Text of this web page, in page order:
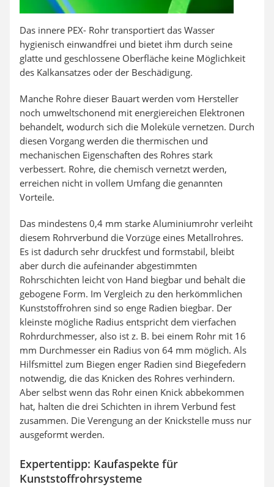
Das innere PEX- Rohr transportiert das Wasser
hygienisch einwandfrei und bietet ihm durch seine
glatte und geschlossene Oberfläche keine Möglichkeit
des Kalkansatzes oder der Beschädigung.
Manche Rohre dieser Bauart werden vom Hersteller
noch umweltschonend mit energiereichen Elektronen
behandelt, wodurch sich die Moleküle vernetzen. Durch
diesen Vorgang werden die thermischen und
mechanischen Eigenschaften des Rohres stark
verbessert. Rohre, die chemisch vernetzt werden,
erreichen nicht in vollem Umfang die genannten
Vorteile.
Das mindestens 0,4 mm starke Aluminiumrohr verleiht
diesem Rohrverbund die Vorzüge eines Metallrohres.
Es ist dadurch sehr druckfest und formstabil, bleibt
aber durch die aufeinander abgestimmten
Rohrschichten leicht von Hand biegbar und behält die
gebogene Form. Im Vergleich zu den herkömmlichen
Kunststoffrohren sind so enge Radien biegbar. Der
kleinste mögliche Radius entspricht dem vierfachen
Rohrdurchmesser, also ist z. B. bei einem Rohr mit 16
mm Durchmesser ein Radius von 64 mm möglich. Als
Hilfsmittel zum Biegen enger Radien sind Biegefedern
notwendig, die das Knicken des Rohres verhindern.
Aber selbst wenn das Rohr einen Knick abbekommen
hat, halten die drei Schichten in ihrem Verbund fest
zusammen. Die Verengung an der Knickstelle muss nur
ausgeformt werden.
Expertentipp: Kaufaspekte für
Kunststoffrohrsysteme